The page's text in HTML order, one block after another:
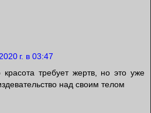
г. в 03:47
требует жертв, но это уже
над своим телом